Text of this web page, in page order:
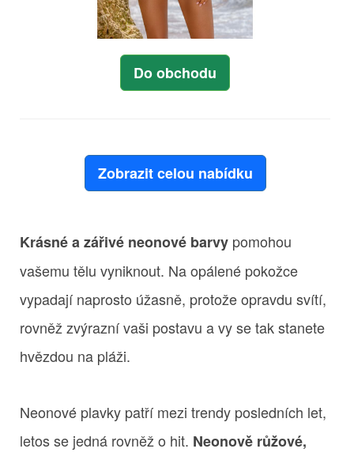
Do obchodu
Zobrazit celou nabídku
Krásné a zářivé neonové barvy pomohou
vašemu tělu vyniknout. Na opálené pokožce
vypadají naprosto úžasně, protože opravdu svítí,
rovněž zvýrazní vaši postavu a vy se tak stanete
hvězdou na pláži.
Neonové plavky patří mezi trendy posledních let,
letos se jedná rovněž o hit. Neonově růžové,